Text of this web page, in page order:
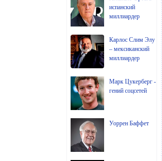
испанский
миллиардер
Карлос Слим Элу
– мексиканский
миллиардер
Марк Цукерберг -
гений соцсетей
Уоррен Баффет